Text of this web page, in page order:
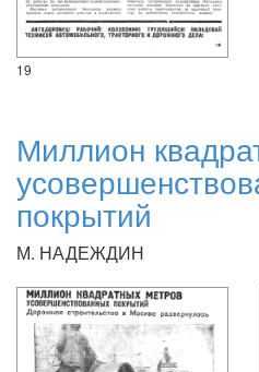
19
Миллион
покрытий
М. НАДЕЖДИН